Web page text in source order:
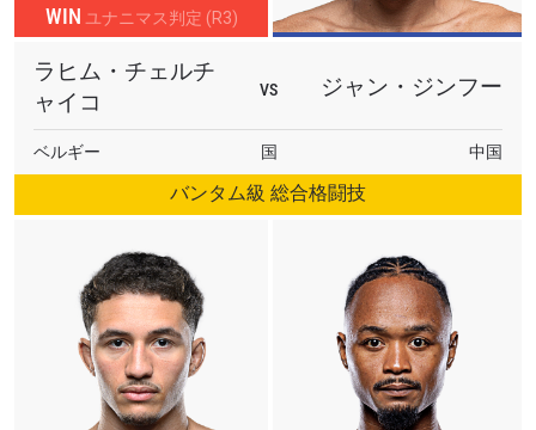
WIN ユナニマス判定 (R3)
ラヒム・チェルチ
ャイコ
VS ジャン・ジンフー
ベルギー 国 中国
バンタム級 総合格闘技